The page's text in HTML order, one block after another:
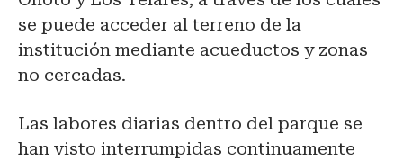
se puede acceder al terreno de la
institución mediante acueductos y zonas
no cercadas.
Las labores diarias dentro del parque se
han visto interrumpidas continuamente